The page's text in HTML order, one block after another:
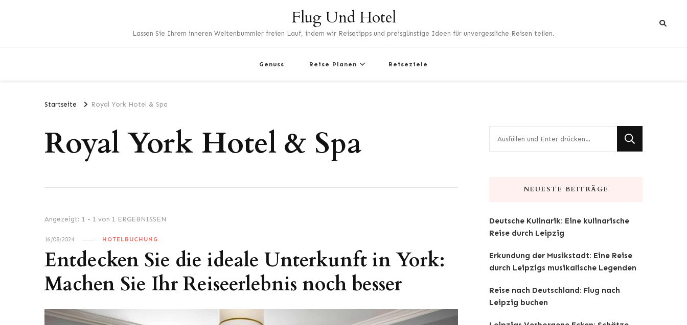
Flug Und Hotel
Lassen Sie Ihrem inneren Weltenbummler freien Lauf, indem wir Reisetipps und preisgünstige Ideen für unvergessliche Reisen teilen.
Genuss Reise Planen Reiseziele
Startseite Royal York Hotel & Spa
Royal York Hotel & Spa
Angezeigt: 1 - 1 von 1 ERGEBNISSEN
16/08/2024 HOTELBUCHUNG
Entdecken Sie die ideale Unterkunft in York:
Machen Sie Ihr Reiseerlebnis noch besser
NEUESTE BEITRÄGE
Deutsche Kulinarik: Eine kulinarische
Reise durch Leipzig
Erkundung der Musikstadt: Eine Reise
durch Leipzigs musikalische Legenden
Reise nach Deutschland: Flug nach
Leipzig buchen